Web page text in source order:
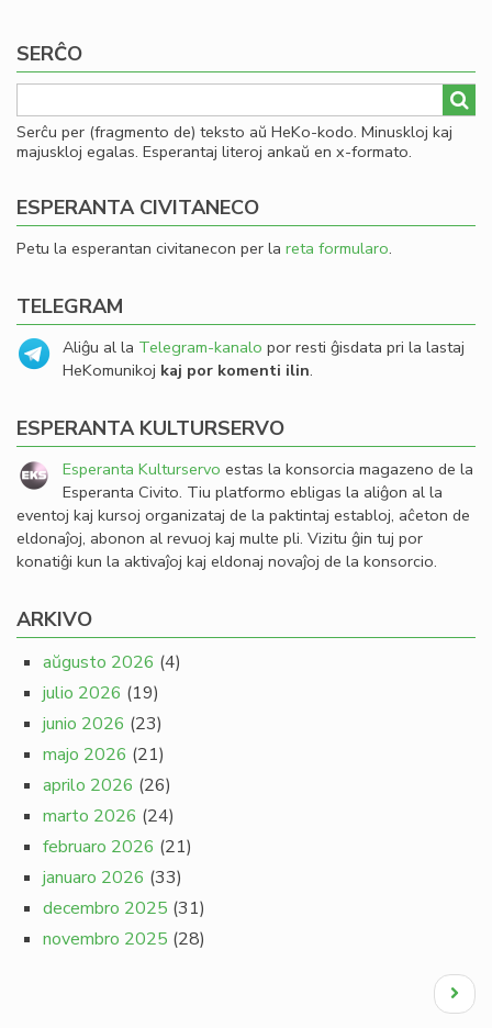
SERĈO
Serĉu per (fragmento de) teksto aŭ HeKo-kodo. Minuskloj kaj
majuskloj egalas. Esperantaj literoj ankaŭ en x-formato.
ESPERANTA CIVITANECO
Petu la esperantan civitanecon per la reta formularo.
TELEGRAM
Aliĝu al la Telegram-kanalo por resti ĝisdata pri la lastaj
HeKomunikoj kaj por komenti ilin.
ESPERANTA KULTURSERVO
Esperanta Kulturservo estas la konsorcia magazeno de la
Esperanta Civito. Tiu platformo ebligas la aliĝon al la
eventoj kaj kursoj organizataj de la paktintaj establoj, aĉeton de
eldonaĵoj, abonon al revuoj kaj multe pli. Vizitu ĝin tuj por
konatiĝi kun la aktivaĵoj kaj eldonaj novaĵoj de la konsorcio.
ARKIVO
aŭgusto 2026 (4)
julio 2026 (19)
junio 2026 (23)
majo 2026 (21)
aprilo 2026 (26)
marto 2026 (24)
februaro 2026 (21)
januaro 2026 (33)
decembro 2025 (31)
novembro 2025 (28)
Next
page